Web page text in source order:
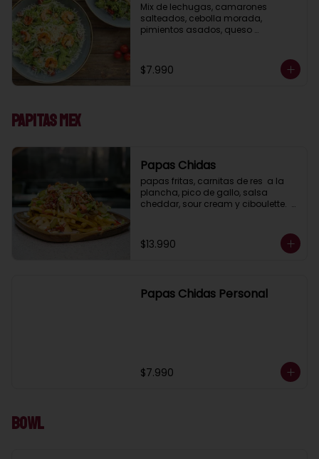
Mix de lechugas, camarones
salteados, cebolla morada,
pimientos asados, queso
César casera.
$7.990
Papitas Mex
Papas Chidas
papas fritas, carnitas de res  a la
plancha, pico de gallo, salsa
cheddar, sour cream y ciboulette.
$13.990
Papas Chidas Personal
$7.990
Bowl